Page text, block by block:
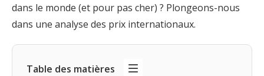
dans le monde (et pour pas cher) ? Plongeons-nous
dans une analyse des prix internationaux.
Table des matières